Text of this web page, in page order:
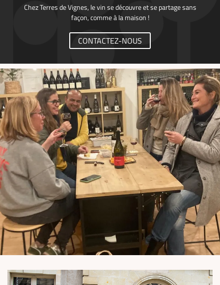
SERVICES
DOMAINES
EN IMAGES
AVIS
A LA UNE
CONTACT
01 34 12 62
Rejoignez-nous :
Restez informés
INSCRIPTION
Chez Terres de Vignes, le vin se découvre et se partage sans
façon, comme à la maison !
CONTACTEZ-NOUS